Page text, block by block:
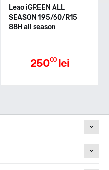
Leao iGREEN ALL
SEASON 195/60/R15
88H all season
25000 lei